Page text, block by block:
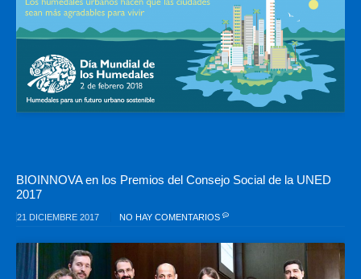
BIOINNOVA en los Premios del Consejo Social de la UNED
2017
21 DICIEMBRE 2017 NO HAY COMENTARIOS